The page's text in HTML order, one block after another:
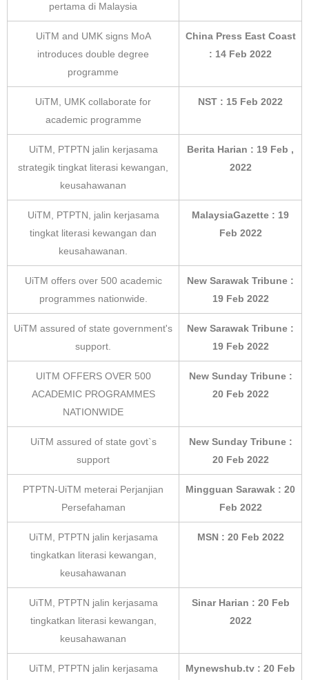
pertama di Malaysia
UiTM and UMK signs MoA
introduces double degree
programme
China Press East Coast
: 14 Feb 2022
UiTM, UMK collaborate for
academic programme
NST : 15 Feb 2022
UiTM, PTPTN jalin kerjasama
strategik tingkat literasi kewangan,
keusahawanan
Berita Harian : 19 Feb ,
2022
UiTM, PTPTN, jalin kerjasama
tingkat literasi kewangan dan
keusahawanan.
MalaysiaGazette : 19
Feb 2022
UiTM offers over 500 academic
programmes nationwide.
New Sarawak Tribune :
19 Feb 2022
UiTM assured of state government's
support.
New Sarawak Tribune :
19 Feb 2022
UITM OFFERS OVER 500
ACADEMIC PROGRAMMES
NATIONWIDE
New Sunday Tribune :
20 Feb 2022
UiTM assured of state govt`s
support
New Sunday Tribune :
20 Feb 2022
PTPTN-UiTM meterai Perjanjian
Persefahaman
Mingguan Sarawak : 20
Feb 2022
UiTM, PTPTN jalin kerjasama
tingkatkan literasi kewangan,
keusahawanan
MSN : 20 Feb 2022
UiTM, PTPTN jalin kerjasama
tingkatkan literasi kewangan,
keusahawanan
Sinar Harian : 20 Feb
2022
UiTM, PTPTN jalin kerjasama
Mynewshub.tv : 20 Feb